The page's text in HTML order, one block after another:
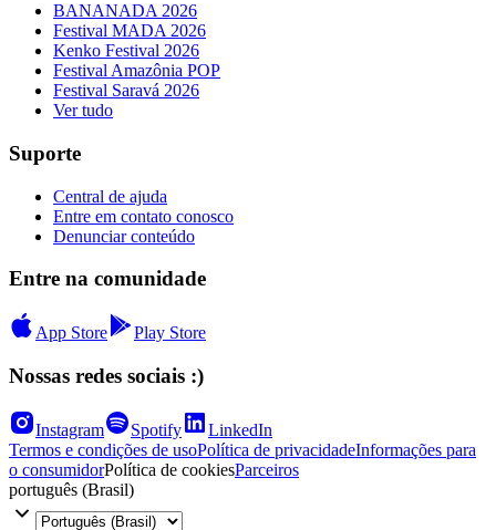
BANANADA 2026
Festival MADA 2026
Kenko Festival 2026
Festival Amazônia POP
Festival Saravá 2026
Ver tudo
Suporte
Central de ajuda
Entre em contato conosco
Denunciar conteúdo
Entre na comunidade
App Store Play Store
Nossas redes sociais :)
Instagram Spotify
LinkedIn
Termos e condições de usoPolítica de privacidadeInformações para
o consumidorPolítica de cookiesParceiros
português (Brasil)